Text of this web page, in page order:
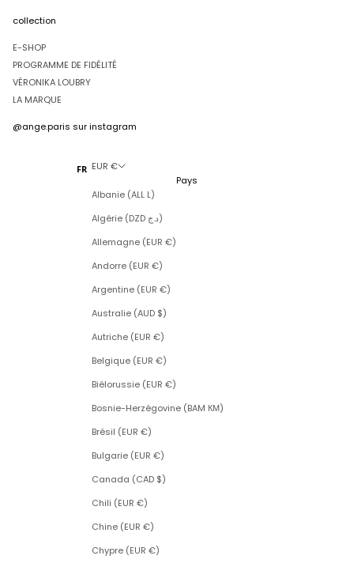
collection
E-SHOP
PROGRAMME DE FIDÉLITÉ
VÉRONIKA LOUBRY
LA MARQUE
@ange.paris sur instagram
FR EUR €
Pays
Albanie (ALL L)
Algérie (DZD د.ج)
Allemagne (EUR €)
Andorre (EUR €)
Argentine (EUR €)
Australie (AUD $)
Autriche (EUR €)
Belgique (EUR €)
Biélorussie (EUR €)
Bosnie-Herzégovine (BAM КМ)
Brésil (EUR €)
Bulgarie (EUR €)
Canada (CAD $)
Chili (EUR €)
Chine (EUR €)
Chypre (EUR €)